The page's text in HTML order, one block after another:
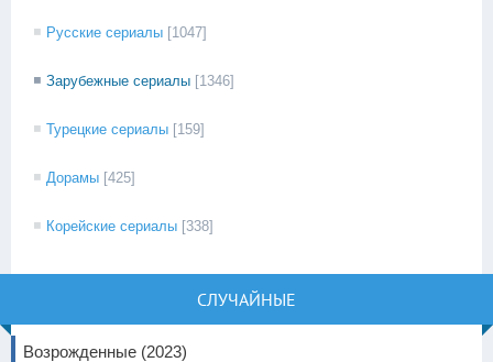
Русские сериалы [1047]
Зарубежные сериалы [1346]
Турецкие сериалы [159]
Дорамы [425]
Корейские сериалы [338]
СЛУЧАЙНЫЕ
Возрожденные (2023)